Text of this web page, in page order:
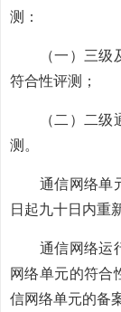
测：
（一）三级及
符合性评测；
（二）二级通
测。
通信网络单元
日起九十日内重
通信网络运行
网络单元的符合
信网络单元的备